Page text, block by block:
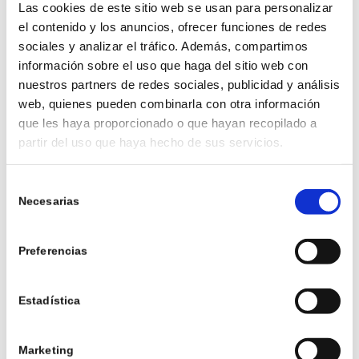
Las cookies de este sitio web se usan para personalizar
el contenido y los anuncios, ofrecer funciones de redes
sociales y analizar el tráfico. Además, compartimos
información sobre el uso que haga del sitio web con
nuestros partners de redes sociales, publicidad y análisis
web, quienes pueden combinarla con otra información
que les haya proporcionado o que hayan recopilado a
partir del uso que haya hecho de sus servicios.
Necesarias
Preferencias
Estadística
Marketing
La textura del marisco debe ser firme y elástica al
tacto, no debe hundirse. Si presionas por ejemplo
una vieira y deja una marca o se siente blando, es
una señal de que no está fresco. En el caso
particular de los cefalópodos como pulpos, sepias
o calamares, la carne debe ser, además de firme,
de color blanco y brillante, y los tentáculos deben
ser resistentes.